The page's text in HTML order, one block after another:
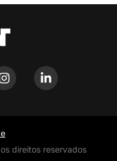
direitos reservados